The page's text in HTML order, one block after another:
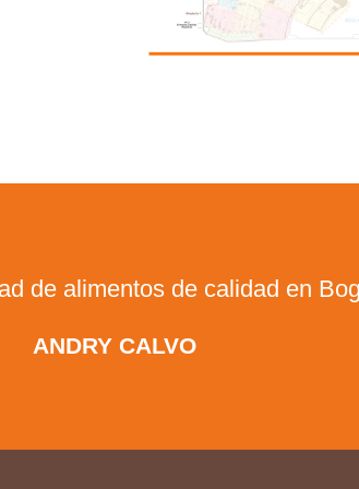
de alimentos de calidad en
ANDRY CALVO